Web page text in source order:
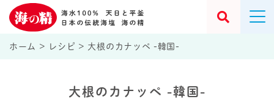
ホーム > レシピ > 大根のカナッペ -韓国-
大根のカナッペ -韓国-